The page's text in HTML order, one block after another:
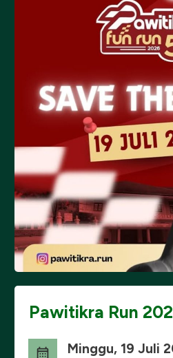
Pawitikra Run
Minggu, 19 Juli